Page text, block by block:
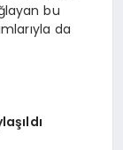
bu
da